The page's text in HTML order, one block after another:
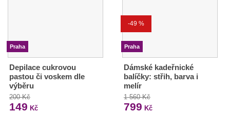
Praha
Depilace cukrovou
pastou či voskem dle
výběru
200 Kč
149 Kč
-49 %
Praha
Dámské kadeřnické
balíčky: střih, barva i
melír
1 560 Kč
799 Kč